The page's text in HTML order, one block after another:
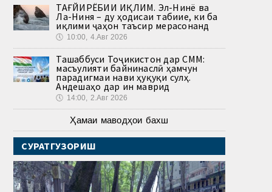
ТАҒЙИРЁБИИ ИҚЛИМ. Эл-Нинё ва
Ла-Ниня – ду ҳодисаи табиие, ки ба
иқлими ҷаҳон таъсир мерасонанд
🕔 10:00, 4.Авг 2026
Ташаббуси Тоҷикистон дар СММ:
масъулияти байнинаслӣ ҳамчун
парадигмаи нави ҳуқуқи сулҳ.
Андешаҳо дар ин маврид
🕔 14:00, 2.Авг 2026
Ҳамаи маводҳои бахш
СУРАТГУЗОРИШ